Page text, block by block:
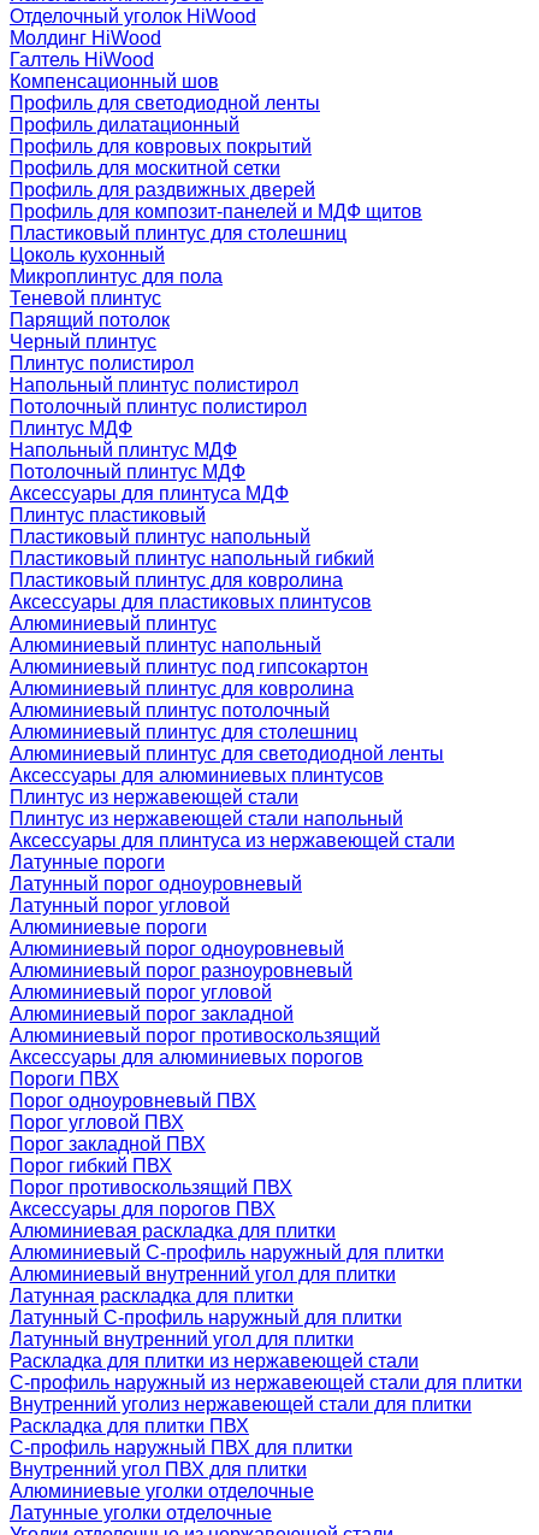
Отделочный уголок HiWood
Молдинг HiWood
Галтель HiWood
Компенсационный шов
Профиль для светодиодной ленты
Профиль дилатационный
Профиль для ковровых покрытий
Профиль для москитной сетки
Профиль для раздвижных дверей
Профиль для композит-панелей и МДФ щитов
Пластиковый плинтус для столешниц
Цоколь кухонный
Микроплинтус для пола
Теневой плинтус
Парящий потолок
Черный плинтус
Плинтус полистирол
Напольный плинтус полистирол
Потолочный плинтус полистирол
Плинтус МДФ
Напольный плинтус МДФ
Потолочный плинтус МДФ
Аксессуары для плинтуса МДФ
Плинтус пластиковый
Пластиковый плинтус напольный
Пластиковый плинтус напольный гибкий
Пластиковый плинтус для ковролина
Аксессуары для пластиковых плинтусов
Алюминиевый плинтус
Алюминиевый плинтус напольный
Алюминиевый плинтус под гипсокартон
Алюминиевый плинтус для ковролина
Алюминиевый плинтус потолочный
Алюминиевый плинтус для столешниц
Алюминиевый плинтус для светодиодной ленты
Аксессуары для алюминиевых плинтусов
Плинтус из нержавеющей стали
Плинтус из нержавеющей стали напольный
Аксессуары для плинтуса из нержавеющей стали
Латунные пороги
Латунный порог одноуровневый
Латунный порог угловой
Алюминиевые пороги
Алюминиевый порог одноуровневый
Алюминиевый порог разноуровневый
Алюминиевый порог угловой
Алюминиевый порог закладной
Алюминиевый порог противоскользящий
Аксессуары для алюминиевых порогов
Пороги ПВХ
Порог одноуровневый ПВХ
Порог угловой ПВХ
Порог закладной ПВХ
Порог гибкий ПВХ
Порог противоскользящий ПВХ
Аксессуары для порогов ПВХ
Алюминиевая раскладка для плитки
Алюминиевый С-профиль наружный для плитки
Алюминиевый внутренний угол для плитки
Латунная раскладка для плитки
Латунный С-профиль наружный для плитки
Латунный внутренний угол для плитки
Раскладка для плитки из нержавеющей стали
С-профиль наружный из нержавеющей стали для плитки
Внутренний уголиз нержавеющей стали для плитки
Раскладка для плитки ПВХ
С-профиль наружный ПВХ для плитки
Внутренний угол ПВХ для плитки
Алюминиевые уголки отделочные
Латунные уголки отделочные